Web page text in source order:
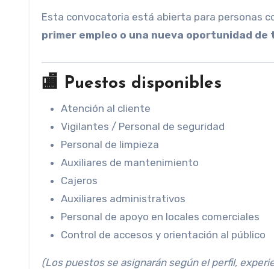
Esta convocatoria está abierta para personas
primer empleo o una nueva oportunidad de
🏬 Puestos disponibles
Atención al cliente
Vigilantes / Personal de seguridad
Personal de limpieza
Auxiliares de mantenimiento
Cajeros
Auxiliares administrativos
Personal de apoyo en locales comerciales
Control de accesos y orientación al público
(Los puestos se asignarán según el perfil,